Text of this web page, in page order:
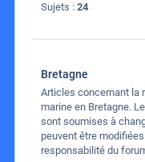
Sujets : 24
Bretagne
Articles concernant la
marine en Bretagne.
sont soumises à
peuvent être
responsabilité du